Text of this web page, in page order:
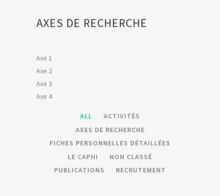
AXES DE RECHERCHE
Axe 1
Axe 2
Axe 3
Axe 4
ALL
ACTIVITÉS
AXES DE RECHERCHE
FICHES PERSONNELLES DÉTAILLÉES
LE CAPHI
NON CLASSÉ
PUBLICATIONS
RECRUTEMENT